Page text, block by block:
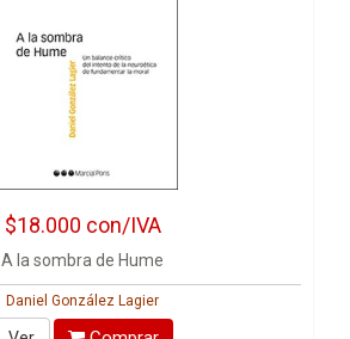
$18.000 con/IVA
A la sombra de Hume
Daniel González Lagier